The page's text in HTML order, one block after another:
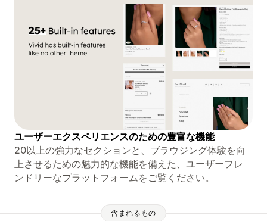
ユーザーエクスペリエンスのための豊富な機能
20以上の強力なセクションと、ブラウジング体験を向
上させるための魅力的な機能を備えた、ユーザーフレ
ンドリーなプラットフォームをご覧ください。
含まれるもの